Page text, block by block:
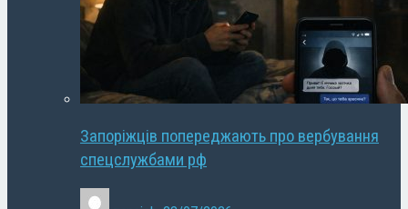
Запоріжців попереджають про вербування
спецслужбами рф